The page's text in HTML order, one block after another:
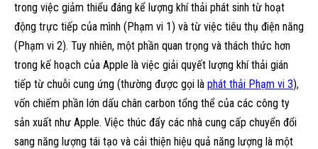
trong việc giảm thiểu đáng kể lượng khí thải phát sinh từ hoạt
động trực tiếp của mình (Phạm vi 1) và từ việc tiêu thụ điện năng
(Phạm vi 2). Tuy nhiên, một phần quan trọng và thách thức hơn
trong kế hoạch của Apple là việc giải quyết lượng khí thải gián
tiếp từ chuỗi cung ứng (thường được gọi là phát thải Phạm vi 3),
vốn chiếm phần lớn dấu chân carbon tổng thể của các công ty
sản xuất như Apple. Việc thúc đẩy các nhà cung cấp chuyển đổi
sang năng lượng tái tạo và cải thiện hiệu quả năng lượng là một